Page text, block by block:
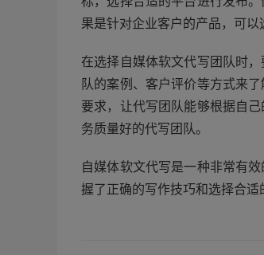
果是针对企业客户的产品，可以
在选择自媒体软文代写团队时
队的案例、客户评价等方式来
要求，让代写团队能够根据自
务质量好的代写团队。
自媒体软文代写是一种非常有
握了正确的写作技巧和选择合适